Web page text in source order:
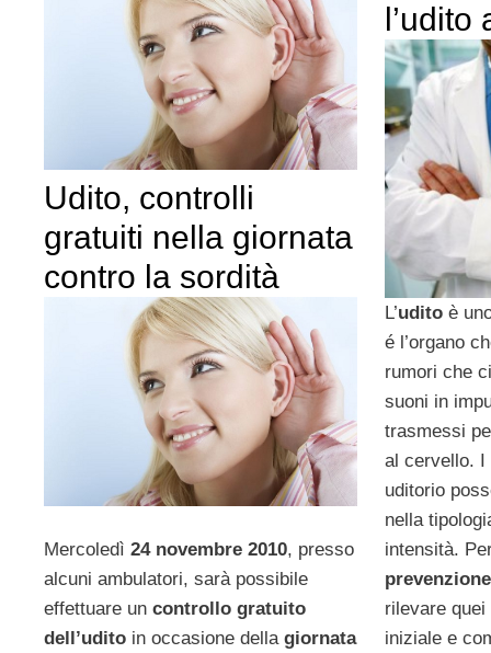
Udito, controlli
gratuiti nella giornata
contro la sordità
Mercoledì 24 novembre 2010, presso
alcuni ambulatori, sarà possibile
effettuare un controllo gratuito
dell’udito in occasione della giornata
l’udito
L’uditoè
é l’organo
rumori che
suoni in
trasmessi
al cervello. I
uditorio
nella
intensità.
prevenzione
rilevare
iniziale e